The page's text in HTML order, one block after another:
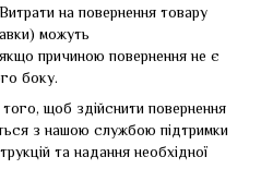
Витрати на повернення товару
можуть
причиною повернення не є
боку.
щоб здійснити повернення
з нашою службою підтримки
та надання необхідної